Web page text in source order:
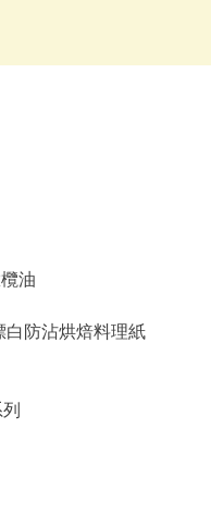
油
防沾烘焙料理紙